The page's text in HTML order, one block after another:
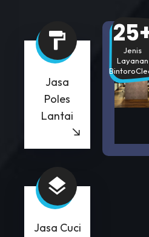
Jasa
Poles
Lantai
Jasa Cuci
Jenis
Layanan